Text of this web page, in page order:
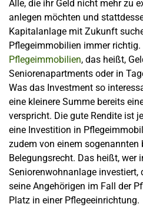
Alle, die ihr Geld nicht mehr zu
anlegen möchten und
Kapitalanlage mit Zukunft
Pflegeimmobilien immer richtig.
Pflegeimmobilien, das heißt,
Seniorenapartments oder in
Was das Investment so
eine kleinere Summe bereits
verspricht. Die gute Rendite ist
eine Investition in
zudem von einem sogenannten
Belegungsrecht. Das heißt, wer
Seniorenwohnanlage investiert,
seine Angehörigen im Fall der
Platz in einer Pflegeeinrichtung.